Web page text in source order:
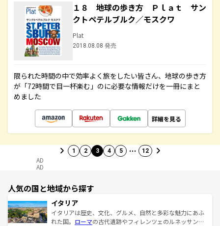
１８ 地球の歩き方 Ｐｌａｔ サン
クトペテルブルク／モスクワ
Plat
2018.08.08 発売
限られた時間の中で効率よく旅をしたい皆さん、地球の歩き方
が「72時間で目一杯楽む」のに必要な情報だけを一冊にまと
めました
詳細を見る
1 2 3 4 5 … 12
AD
AD
人気の国と地域から探す
イタリア
イタリアは歴史、文化、グルメ、自然と多彩な魅力にあふ
れた国。 ローマの古代遺跡やフィレンツェのルネッサンス